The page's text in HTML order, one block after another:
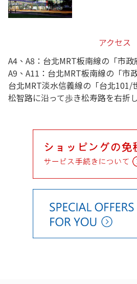
アクセス
A4、A8：台北MRT板南線の「市
A9、A11：台北MRT板南線の「市
台北MRT淡水信義線の「台北101/
松智路に沿って歩き松寿路を右折